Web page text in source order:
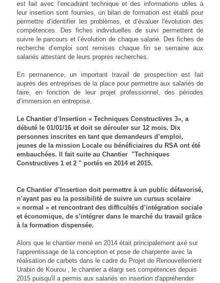
est fait avec l’encadrant technique et des informations utiles à
leur insertion sont fournies, un bilan de formation est établi pour
permettre d’identifier les problèmes, et d’évaluer l'évolution des
compétences. Des fiches individuelles de suivi permettent de
suivre le parcours et l’évolution de chaque salarié. Des fiches de
recherche d’emploi sont remises chaque fin se semaine aux
salariés attestant de leurs propres recherches.
En permanence, un important travail de prospection est fait
auprès des entreprises de la place pour permettre aux salariés de
faire, en fonction de leur projet professionnel, des périodes
d’immersion en entreprise.
Le Chantier d’Insertion « Techniques Constructives 3», a
débuté le 01/01/16 et doit se dérouler sur 12 mois. Dix
personnes inscrites en tant que demandeurs d’emploi,
jeunes de la mission Locale ou bénéficiaires du RSA ont été
embauchées. Il fait suite au Chantier "Techniques
Constructives 1 et 2 " portés en 2014 et 2015.
Ce Chantier d’Insertion doit permettre à un public défavorisé,
n’ayant pas eu la possibilité de suivre un cursus scolaire
« normal » et rencontrant des difficultés d’intégration sociale
et économique, de s’intégrer dans le marché du travail grâce
à la formation dispensée.
Alors que le chantier mené en 2014 était principalement axé sur
l'apprentissage de la conception et pose de charpente avec la
réalisation de carbets dans le cadre du Projet de Renouvellement
Urabin de Kourou , le chantier a élargi ses compétences depuis
2015 puisqu'il a permis aux salariés en insertion d'appréhender